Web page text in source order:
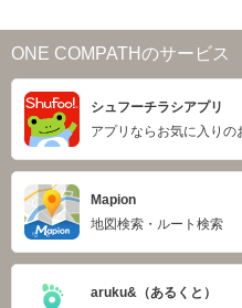
ONE COMPATHのサービス
シュフーチラシアプリ
アプリならお気に入りの
Mapion
地図検索・ルート検索
aruku&（あるくと）